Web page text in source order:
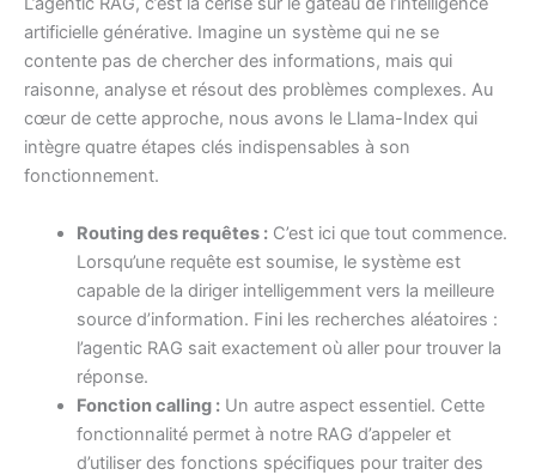
artificielle générative. Imagine un système qui ne se
contente pas de chercher des informations, mais qui
raisonne, analyse et résout des problèmes complexes. Au
cœur de cette approche, nous avons le Llama-Index qui
intègre quatre étapes clés indispensables à son
fonctionnement.
Routing des requêtes :C’est ici que tout commence.
Lorsqu’une requête est soumise, le système est
capable de la diriger intelligemment vers la meilleure
source d’information. Fini les recherches aléatoires :
l’agentic RAG sait exactement où aller pour trouver la
réponse.
Fonction calling :Un autre aspect essentiel. Cette
fonctionnalité permet à notre RAG d’appeler et
d’utiliser des fonctions spécifiques pour traiter des